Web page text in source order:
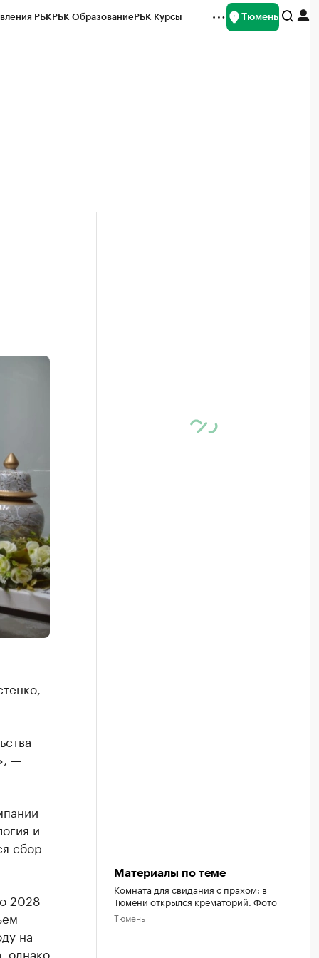
РБКРБК ОбразованиеРБК Курсы Тюмень
—
и
сбор
2028
на
однако
Материалы по теме
Комната для свидания с прахом: в
Тюмени открылся крематорий. Фото
Тюмень